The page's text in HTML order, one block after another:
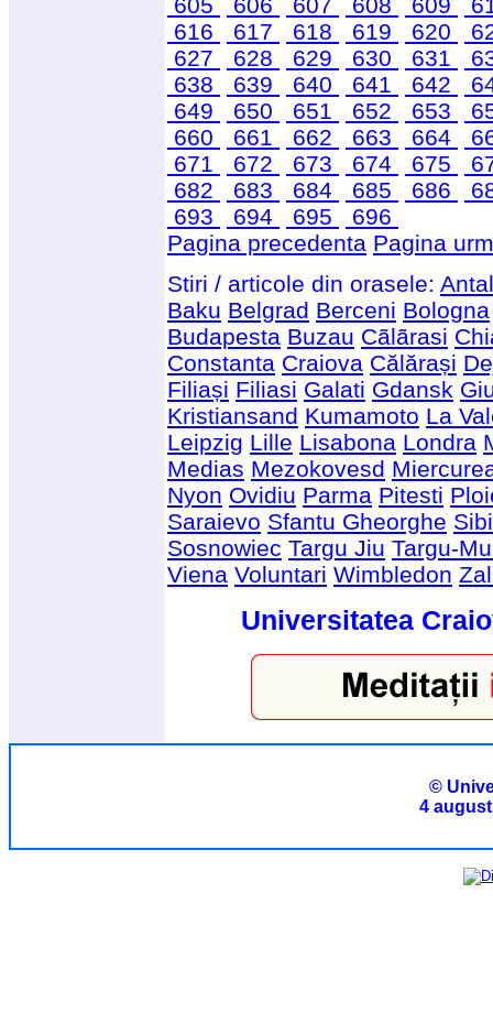
616
617 618 619 620
627
628 629 630 631
638
639 640 641 642
649
650 651 652 653
660
661 662 663 664
671
672 673 674 675
682
683 684 685 686
693
694 695
696
Pagina precedenta Pagina
Stiri / articole din orasele:
Baku Belgrad Berceni Bologna
Budapesta Buzau Cãlãrasi
Constanta Craiova Călărași
Filiași Filiasi Galati Gdansk
Kristiansand Kumamoto La
Leipzig Lille Lisabona Londra
Medias Mezokovesd
Nyon Ovidiu Parma Pitesti
Saraievo Sfantu Gheorghe
Sosnowiec Targu Jiu Targu-
Viena Voluntari Wimbledon
Universitatea
©
4